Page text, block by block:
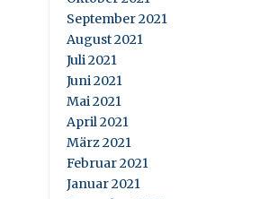
September 2021
August 2021
Juli 2021
Juni 2021
Mai 2021
April 2021
März 2021
Februar 2021
Januar 2021